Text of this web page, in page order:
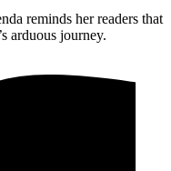
reminds her readers that
arduous journey.